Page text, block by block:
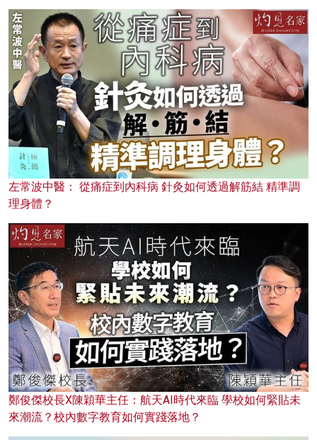
左常波中醫： 從痛症到內科病 針灸如何透過解筋結 精準調
理身體？
鄭俊傑校長X陳穎華主任：航天AI時代來臨 學校如何緊貼未
來潮流？校內數字教育如何實踐落地？